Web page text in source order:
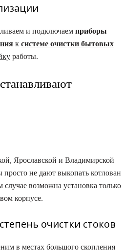
и подключаем приборы
к системе очистки бытовых
работы.
Ярославской и Владимирской
просто не дают выкопать котлован
возможна установка только
корпусе.
очистки стоков
в местах большого скопления